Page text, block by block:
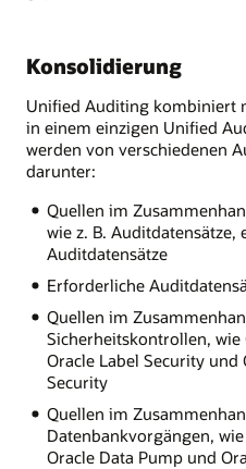
Konsolidierung
Unified Auditing kombiniert
in einem einzigen Unified
werden von verschiedenen
darunter:
Quellen im
wie z. B. Auditdatensätze,
Auditdatensätze
Erforderliche
Quellen im
Sicherheitskontrollen, wie
Oracle Label Security und
Security
Quellen im
Datenbankvorgängen,
Oracle Data Pump und